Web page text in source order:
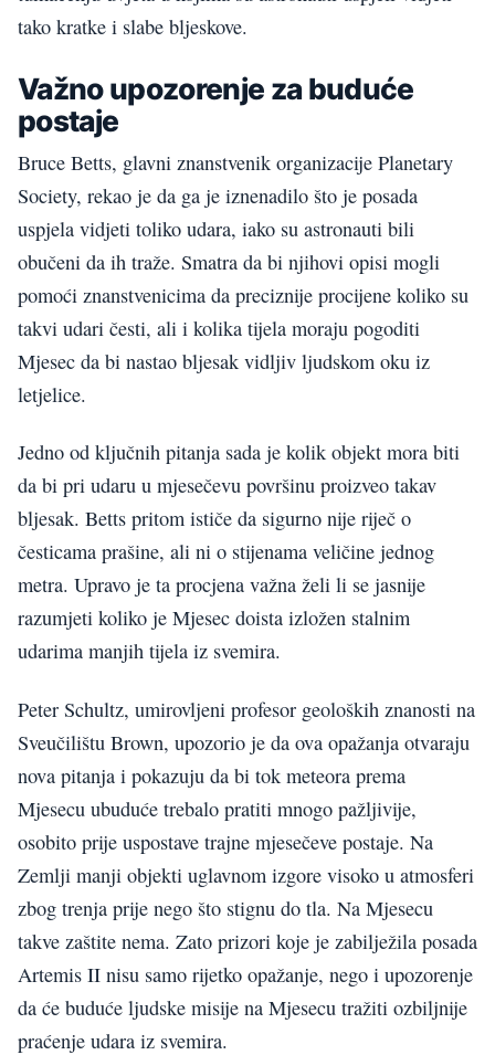
tako kratke i slabe bljeskove.
Važno upozorenje za buduće
postaje
Bruce Betts, glavni znanstvenik organizacije Planetary
Society, rekao je da ga je iznenadilo što je posada
uspjela vidjeti toliko udara, iako su astronauti bili
obučeni da ih traže. Smatra da bi njihovi opisi mogli
pomoći znanstvenicima da preciznije procijene koliko su
takvi udari česti, ali i kolika tijela moraju pogoditi
Mjesec da bi nastao bljesak vidljiv ljudskom oku iz
letjelice.
Jedno od ključnih pitanja sada je kolik objekt mora biti
da bi pri udaru u mjesečevu površinu proizveo takav
bljesak. Betts pritom ističe da sigurno nije riječ o
česticama prašine, ali ni o stijenama veličine jednog
metra. Upravo je ta procjena važna želi li se jasnije
razumjeti koliko je Mjesec doista izložen stalnim
udarima manjih tijela iz svemira.
Peter Schultz, umirovljeni profesor geoloških znanosti na
Sveučilištu Brown, upozorio je da ova opažanja otvaraju
nova pitanja i pokazuju da bi tok meteora prema
Mjesecu ubuduće trebalo pratiti mnogo pažljivije,
osobito prije uspostave trajne mjesečeve postaje. Na
Zemlji manji objekti uglavnom izgore visoko u atmosferi
zbog trenja prije nego što stignu do tla. Na Mjesecu
takve zaštite nema. Zato prizori koje je zabilježila posada
Artemis II nisu samo rijetko opažanje, nego i upozorenje
da će buduće ljudske misije na Mjesecu tražiti ozbiljnije
praćenje udara iz svemira.